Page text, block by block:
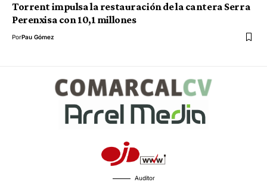
Torrent impulsa la restauración de la cantera Serra
Perenxisa con 10,1 millones
PorPau Gómez
Auditor